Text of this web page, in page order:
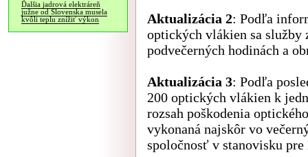
Ďalšia jadrová elektráreň
južne od Slovenska musela
kvôli teplu znížiť výkon
Aktualizácia 2: Podľa
optických vlákien sa služby
podvečerných hodinách a
Aktualizácia 3: Podľa
200 optických vlákien k
rozsah poškodenia
vykonaná najskôr vo
spoločnosť v stanovisku pre